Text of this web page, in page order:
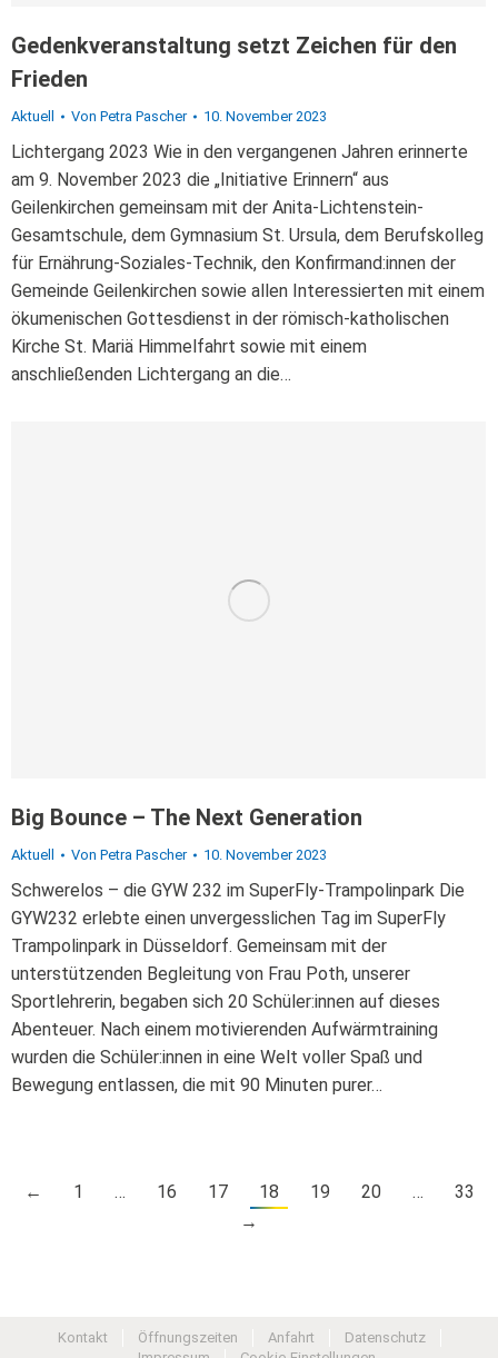
Gedenkveranstaltung setzt Zeichen für den
Frieden
Aktuell Von Petra Pascher 10. November 2023
Lichtergang 2023 Wie in den vergangenen Jahren erinnerte
am 9. November 2023 die „Initiative Erinnern“ aus
Geilenkirchen gemeinsam mit der Anita-Lichtenstein-
Gesamtschule, dem Gymnasium St. Ursula, dem Berufskolleg
für Ernährung-Soziales-Technik, den Konfirmand:innen der
Gemeinde Geilenkirchen sowie allen Interessierten mit einem
ökumenischen Gottesdienst in der römisch-katholischen
Kirche St. Mariä Himmelfahrt sowie mit einem
anschließenden Lichtergang an die…
Big Bounce – The Next Generation
Aktuell Von Petra Pascher 10. November 2023
Schwerelos – die GYW 232 im SuperFly-Trampolinpark Die
GYW232 erlebte einen unvergesslichen Tag im SuperFly
Trampolinpark in Düsseldorf. Gemeinsam mit der
unterstützenden Begleitung von Frau Poth, unserer
Sportlehrerin, begaben sich 20 Schüler:innen auf dieses
Abenteuer. Nach einem motivierenden Aufwärmtraining
wurden die Schüler:innen in eine Welt voller Spaß und
Bewegung entlassen, die mit 90 Minuten purer…
← 1 … 16 17 18 19 20 …
33
→
Kontakt Öffnungszeiten Anfahrt
Datenschutz